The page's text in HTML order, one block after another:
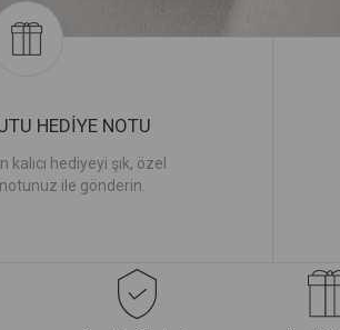
HEDİYE NOTU
hediyeyi şık, özel
ile gönderin.